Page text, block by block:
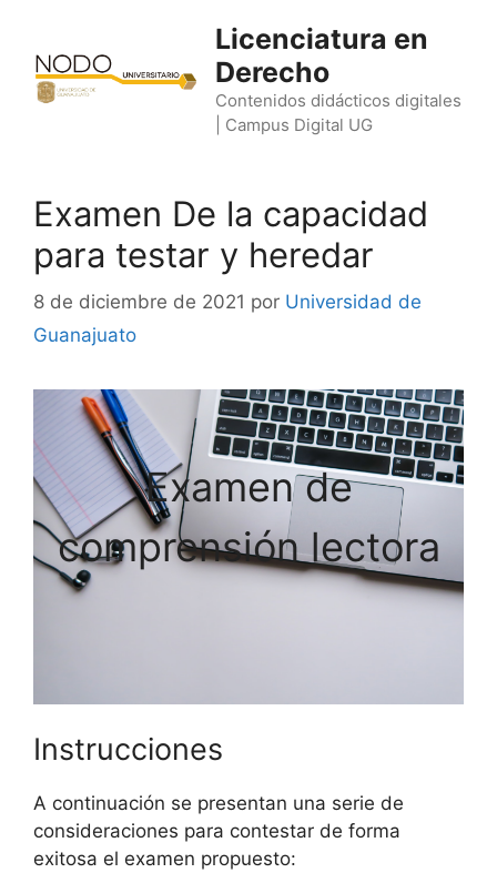
contenido
Licenciatura en
Derecho
Contenidos didácticos digitales
| Campus Digital UG
Examen De la capacidad
para testar y heredar
8 de diciembre de 2021 por Universidad de
Guanajuato
Examen de
comprensión lectora
Instrucciones
A continuación se presentan una serie de
consideraciones para contestar de forma
exitosa el examen propuesto: